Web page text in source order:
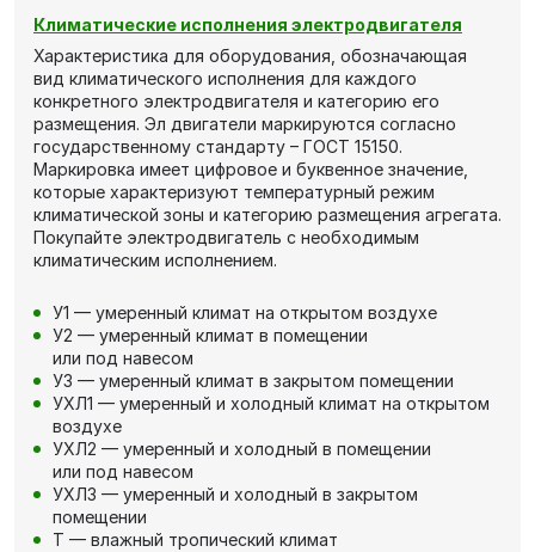
Климатические исполнения электродвигателя
Характеристика для оборудования, обозначающая
вид климатического исполнения для каждого
конкретного электродвигателя и категорию его
размещения. Эл двигатели маркируются согласно
государственному стандарту – ГОСТ 15150.
Маркировка имеет цифровое и буквенное значение,
которые характеризуют температурный режим
климатической зоны и категорию размещения агрегата.
Покупайте электродвигатель с необходимым
климатическим исполнением.
У1 — умеренный климат на открытом воздухе
У2 — умеренный климат в помещении
или под навесом
У3 — умеренный климат в закрытом помещении
УХЛ1 — умеренный и холодный климат на открытом
воздухе
УХЛ2 — умеренный и холодный в помещении
или под навесом
УХЛ3 — умеренный и холодный в закрытом
помещении
Т — влажный тропический климат